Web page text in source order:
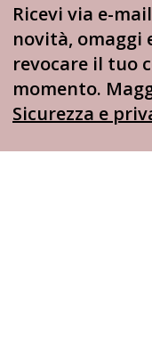
Ricevi via e-
novità, omaggi
revocare il tuo
momento.
Sicurezza e